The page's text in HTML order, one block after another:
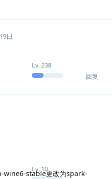
Lv.238
日
回复
Lv.10
wine6-stable更改为spark-